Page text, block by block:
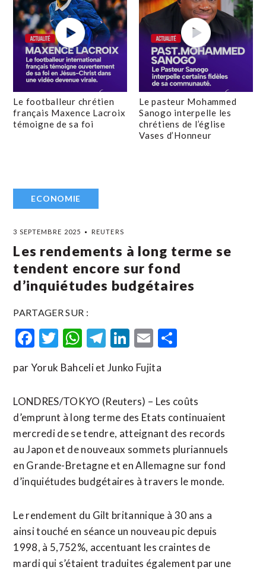
Le footballeur chrétien
français Maxence Lacroix
témoigne de sa foi
Le pasteur Mohammed
Sanogo interpelle les
chrétiens de l’église
Vases d’Honneur
ECONOMIE
3 SEPTEMBRE 2025 REUTERS
Les rendements à long terme se
tendent encore sur fond
d’inquiétudes budgétaires
PARTAGER SUR :
Facebook
Twitter
WhatsApp
Telegram
LinkedIn
Email
par Yoruk Bahceli et Junko Fujita
LONDRES/TOKYO (Reuters) – Les coûts
d’emprunt à long terme des Etats continuaient
mercredi de se tendre, atteignant des records
au Japon et de nouveaux sommets pluriannuels
en Grande-Bretagne et en Allemagne sur fond
d’inquiétudes budgétaires à travers le monde.
Le rendement du Gilt britannique à 30 ans a
ainsi touché en séance un nouveau pic depuis
1998, à 5,752%, accentuant les craintes de
mardi qui s’étaient traduites également par une